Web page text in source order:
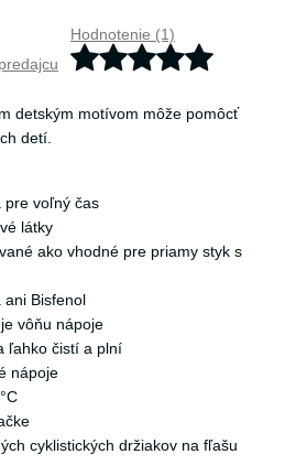
Hodnotenie (1)
detským motívom môže pomôcť
detí.
pre voľný čas
látky
ako vhodné pre priamy styk s
ani Bisfenol
vôňu nápoje
ľahko čistí a plní
nápoje
cyklistických držiakov na fľašu